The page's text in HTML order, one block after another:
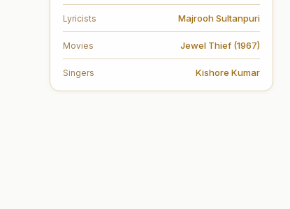
Lyricists Majrooh Sultanpuri
Movies Jewel Thief (1967)
Singers Kishore Kumar